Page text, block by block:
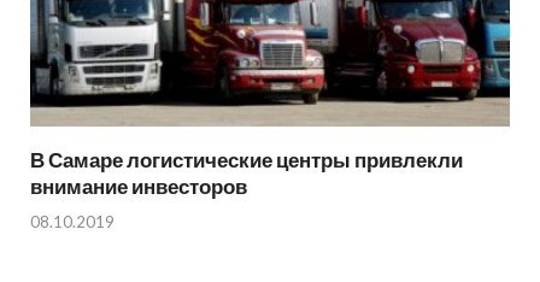
В Самаре логистические центры привлекли
внимание инвесторов
08.10.2019